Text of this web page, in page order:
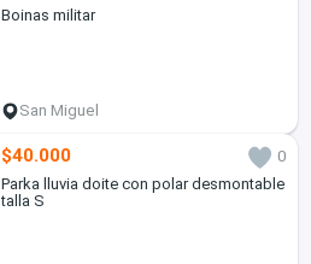
Boinas militar
San Miguel
$40.000
0
Parka lluvia doite con polar desmontable
talla S